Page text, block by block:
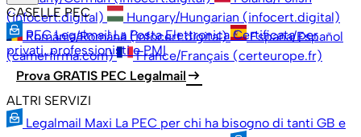
(infocert.digital)
Hungary/Hungarian (infocert.digital)
România/Română (infocert.digital)
España/Español
(camerfirma.com)
France/Français (certeurope.fr)
CASELLE PEC
PEC Legalmail La Posta Elettronica Certificata per
privati, professionisti e PMI
Prova GRATIS PEC Legalmail arrow_right_alt
ALTRI SERVIZI
Legalmail Maxi La PEC per chi ha bisogno di tanti GB e